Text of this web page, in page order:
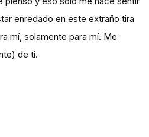
enredado en este extraño tira
mí, solamente para mí. Me
de ti.